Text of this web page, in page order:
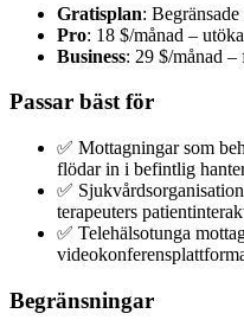
Gratisplan:
Pro: 18 $/månad –
Business: 29 $/månad
Passar bäst för
✅ Mottagningar som
flödar in i befintlig
✅
terapeuters
✅ Telehälsotunga
Begränsningar